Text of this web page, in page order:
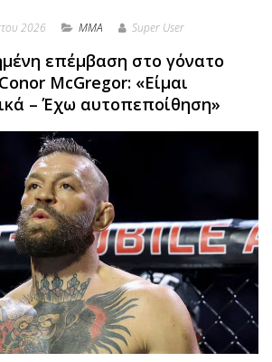
2026 MMA Super User
επέμβαση στο γόνατο
McGregor: «Είμαι
– Έχω αυτοπεποίθηση»